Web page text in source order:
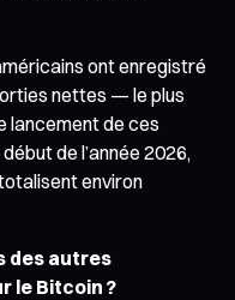
ont enregistré
nettes — le plus
lancement de ces
de l’année 2026,
environ
des autres
le Bitcoin ?